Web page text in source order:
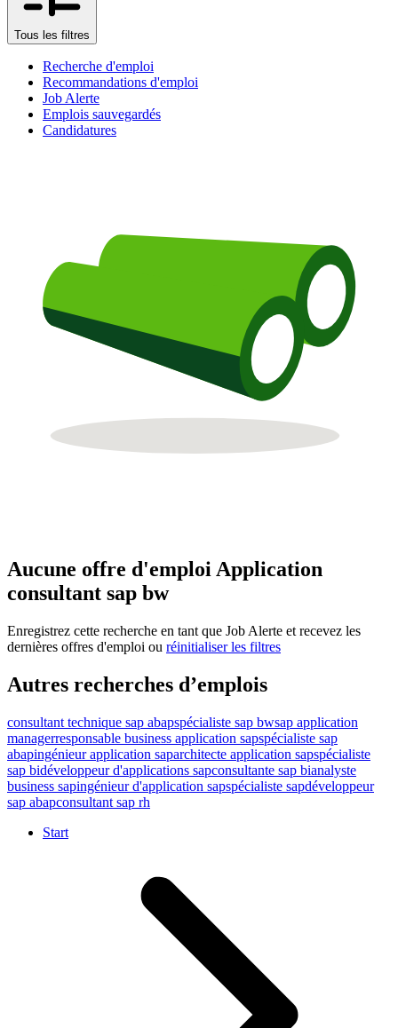
Tous les filtres
Recherche d'emploi
Recommandations d'emploi
Job Alerte
Emplois sauvegardés
Candidatures
Aucune offre d'emploi Application
consultant sap bw
Enregistrez cette recherche en tant que Job Alerte et recevez les
dernières offres d'emploi ou réinitialiser les filtres
Autres recherches d’emplois
consultant technique sap abapspécialiste sap bwsap application
managerresponsable business application sapspécialiste sap
abapingénieur application saparchitecte application sapspécialiste
sap bidéveloppeur d'applications sapconsultante sap bianalyste
business sapingénieur d'application sapspécialiste sapdéveloppeur
sap abapconsultant sap rh
Start